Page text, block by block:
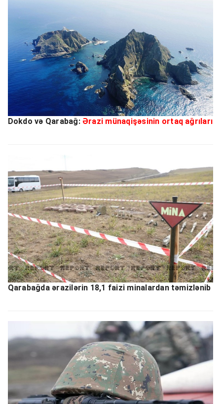
Dokdo və Qarabağ: Ərazi münaqişəsinin ortaq ağrıları
Qarabağda ərazilərin 18,1 faizi minalardan təmizlənib